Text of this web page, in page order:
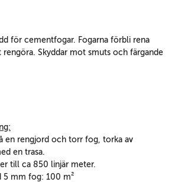
för cementfogar. Fogarna förbli rena
Skyddar mot smuts och färgande
en rengjord och torr fog, torka av
en trasa.
till ca 850 linjär meter.
5 mm fog: 100 m²